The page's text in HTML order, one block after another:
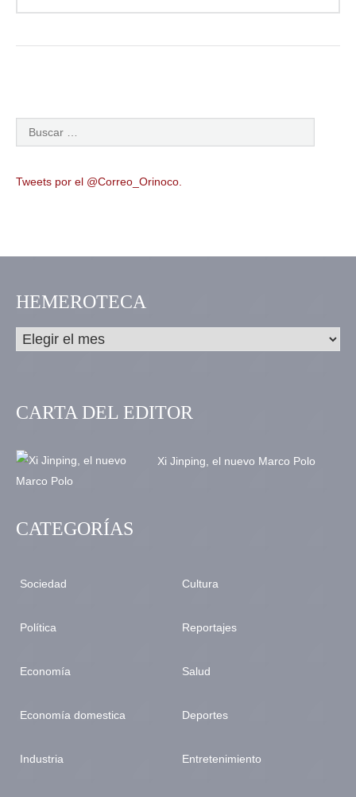
Tweets por el @Correo_Orinoco.
HEMEROTECA
CARTA DEL EDITOR
Xi Jinping, el nuevo Marco Polo
CATEGORÍAS
Sociedad
Política
Economía
Economía domestica
Industria
Cultura
Reportajes
Salud
Deportes
Entretenimiento